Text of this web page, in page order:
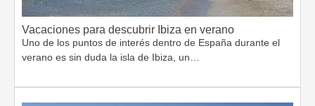
Vacaciones para descubrir Ibiza en verano
Uno de los puntos de interés dentro de España durante el
verano es sin duda la isla de Ibiza, un…